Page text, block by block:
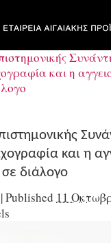
και η
και η
σε διάλογο
|Published 11